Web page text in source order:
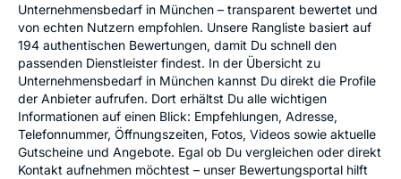
Unternehmensbedarf in München – transparent bewertet und
von echten Nutzern empfohlen. Unsere Rangliste basiert auf
194 authentischen Bewertungen, damit Du schnell den
passenden Dienstleister findest. In der Übersicht zu
Unternehmensbedarf in München kannst Du direkt die Profile
der Anbieter aufrufen. Dort erhältst Du alle wichtigen
Informationen auf einen Blick: Empfehlungen, Adresse,
Telefonnummer, Öffnungszeiten, Fotos, Videos sowie aktuelle
Gutscheine und Angebote. Egal ob Du vergleichen oder direkt
Kontakt aufnehmen möchtest – unser Bewertungsportal hilft